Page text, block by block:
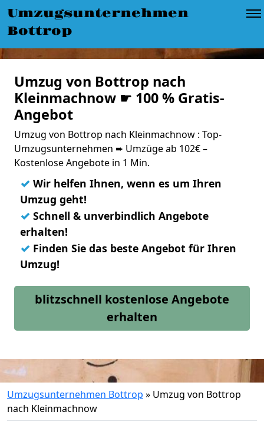
Umzugsunternehmen
Bottrop
Umzug von Bottrop nach
Kleinmachnow ☛ 100 % Gratis-
Angebot
Umzug von Bottrop nach Kleinmachnow : Top-
Umzugsunternehmen ➨ Umzüge ab 102€ –
Kostenlose Angebote in 1 Min.
✓ Wir helfen Ihnen, wenn es um Ihren
Umzug geht!
✓ Schnell & unverbindlich Angebote
erhalten!
✓ Finden Sie das beste Angebot für Ihren
Umzug!
blitzschnell kostenlose Angebote
erhalten
Umzugsunternehmen Bottrop » Umzug von Bottrop
nach Kleinmachnow